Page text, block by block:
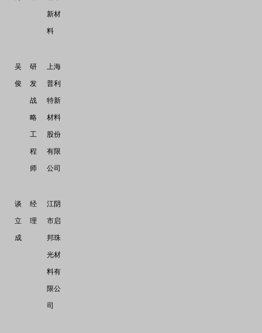
新材
料
吴
俊
研
发
战
略
工
程
师
上海
普利
特新
材料
股份
有限
公司
谈
立
成
经
理
江阴
市启
邦珠
光材
料有
限公
司